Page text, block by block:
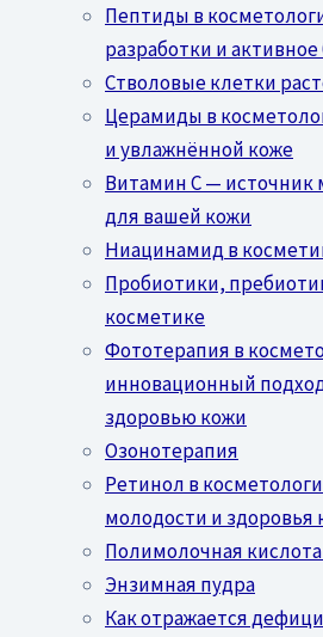
Пептиды в
разработки и
Стволовые клетки
Церамиды в
и увлажнённой коже
Витамин C —
для вашей кожи
Ниацинамид в
Пробиотики,
косметике
Фототерапия в
инновационный
здоровью кожи
Озонотерапия
Ретинол в
молодости и здоровья
Полимолочная
Энзимная пудра
Как отражается